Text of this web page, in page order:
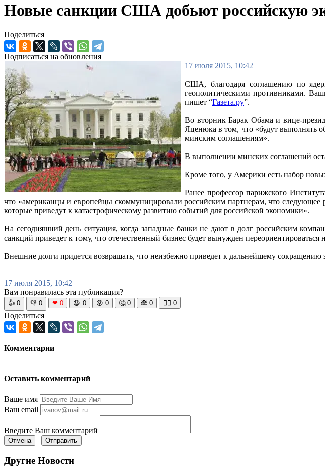
Новые санкции США добьют российскую
Поделиться
Подписаться на обновления
17 июля 2015, 10:42
США, благодаря соглашению по
геополитическими противниками.
пишет “Газета.ру”.
Во вторник Барак Обама и вице-
Яценюка в том, что «будут выполнять
минским соглашениям».
В выполнении минских соглашений
Кроме того, у Америки есть набор
Ранее профессор парижского
что «американцы и европейцы скоммуницировали российским партнерам, что следующее
которые приведут к катастрофическому развитию событий для российской экономики».
На сегодняшний день ситуация, когда западные банки не дают в долг российским
санкций приведет к тому, что отечественный бизнес будет вынужден
Внешние долги придется возвращать, что неизбежно приведет к дальнейшему сокращению
17 июля 2015, 10:42
Вам понравилась эта публикация?
👍 0 👎 0 ❤ 0 😆 0 😡 0 🤔 0 🙈 0 🧘‍♀️ 0
Поделиться
Комментарии
Оставить комментарий
Ваше имя
Ваш email
Введите Ваш комментарий
Отмена Отправить
Другие Новости